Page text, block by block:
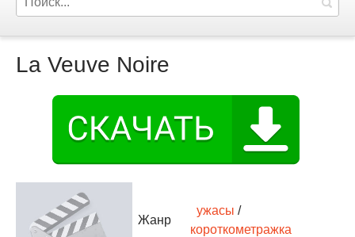
La Veuve Noire
Жанр
ужасы /
короткометражка